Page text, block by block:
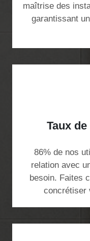
maîtrise des
garantissant
Taux
86% de nos
relation avec
besoin. Faites
concrétiser